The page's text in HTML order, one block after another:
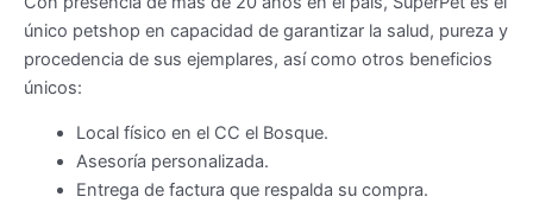
único petshop en capacidad de garantizar la salud, pureza y
procedencia de sus ejemplares, así como otros beneficios
únicos:
Local físico en el CC el Bosque.
Asesoría personalizada.
Entrega de factura que respalda su compra.